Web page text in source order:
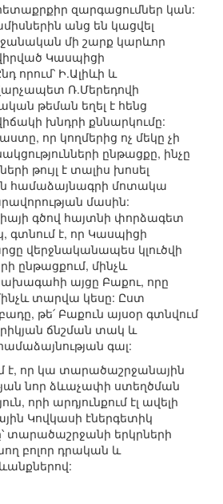
զարգացումներ կան:
անց են կացվել
մի շարք կարևոր
Կասպիցի
որում՝ Ի.Ալիևի և
Ռ.Մերեդովի
թեման եղել է հենց
խնդրի քննարկումը:
որ կողմերից ոչ մեկը չի
ընթացքը, ինչը
թույլ է տալիս խոսել
մոտակա
մասին:
գծով հայտնի փորձագետ
գտնում է, որ Կասպիցի
վերջնականապես կլուծվի
ընթացքում, մինչև
այցը Բաքու, որը
տարվա կեսը: Ըստ
թե՛ Բաքուն այսօր գտնվում
ճնշման տակ և
գալ:
է, որ կա տարածաշրջանային
նոր ձևաչափի ստեղծման
որի արդյունքում էլ ավելի
Կովկասի էներգետիկ
տարածաշրջանի երկրների
բոլոր դրական և